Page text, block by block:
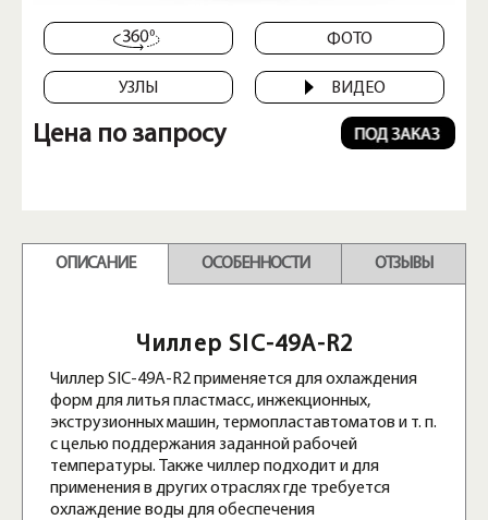
ФОТО
УЗЛЫ ВИДЕО
Цена по запросу
ОПИСАНИЕ ОСОБЕННОСТИ ОТЗЫВЫ
Чиллер SIC-49A-R2
Чиллер SIC-49A-R2 применяется для охлаждения
форм для литья пластмасс, инжекционных,
экструзионных машин, термопластавтоматов и т. п.
с целью поддержания заданной рабочей
температуры. Также чиллер подходит и для
применения в других отраслях где требуется
охлаждение воды для обеспечения